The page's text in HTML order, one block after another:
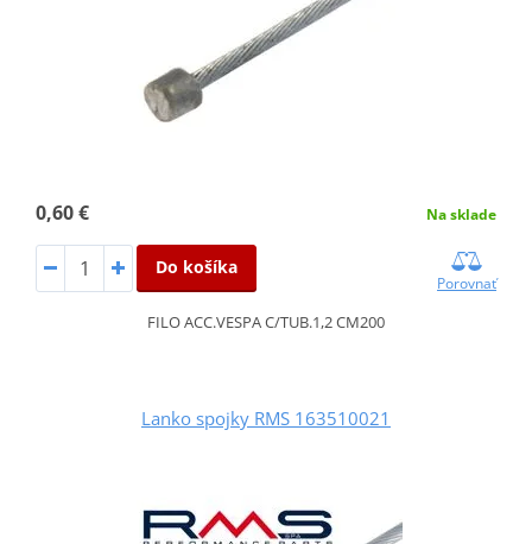
0,60 € Na sklade
Do košíka
Porovnať
FILO ACC.VESPA C/TUB.1,2 CM200
Lanko spojky RMS 163510021